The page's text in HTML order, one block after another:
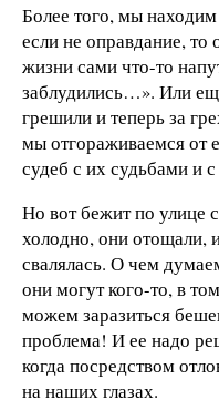
Более того, мы
если не оправдание,
жизни сами что-то
заблудились…». Или
грешили и теперь за
мы отгораживаемся от
судеб с их судьбами и
Но вот бежит по улице
холодно, они отощали,
свалялась. О чем
они могут кого-то, в
можем заразиться
проблема! И ее надо
когда посредством
на наших глазах.